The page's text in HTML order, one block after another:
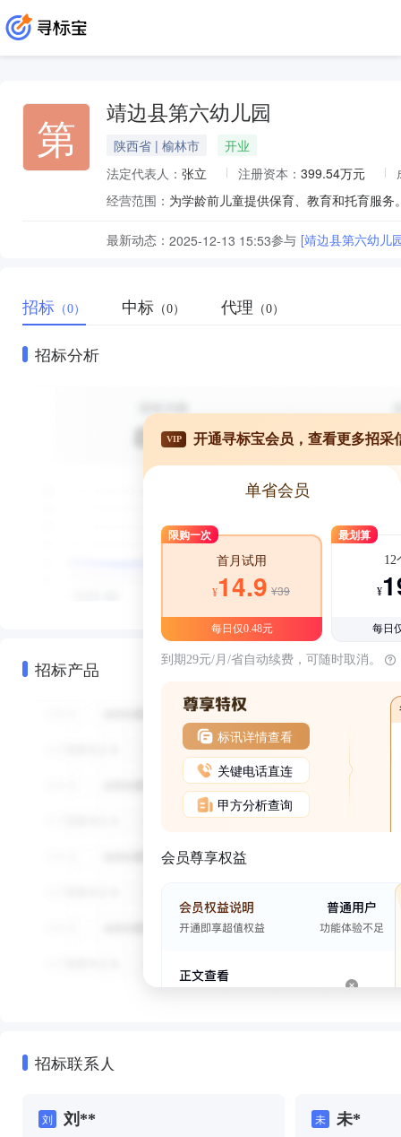
第 靖边县第六幼儿园
陕西省 | 榆林市
开业
法定代表人： 张立 注册资本： 399.54万元
经营范围： 为学龄前儿童提供保育、教育和托育服
最新动态： 2025-12-13 15:53参与 [靖边县第六幼儿
招标 （0） 中标 （0） 代理 （0）
招标分析
招标产品
VIP 开通寻标宝会员，查看更多招采
单省会员
限购一次
首月试用
¥14.9 ¥39
每日仅0.48元
最划算
12
¥
每日
到期29元/月/省自动续费，可随时取消。
标讯详情查看
关键电话直连
甲方分析查询
会员尊享权益
招标联系人
刘 刘** 未 未*